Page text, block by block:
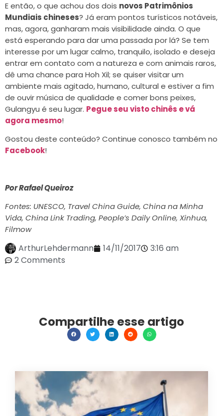
E então, o que achou dos dois novos Patrimônios
Mundiais chineses? Já eram pontos turísticos notáveis,
mas, agora, ganharam mais visibilidade ainda. O que
está esperando para dar uma passada por lá? Se tem
interesse por um lugar calmo, tranquilo, isolado e deseja
entrar em contato com a natureza e com animais raros,
dê uma chance para Hoh Xil; se quiser visitar um
ambiente mais agitado, humano, cultural e estiver a fim
de ouvir música de qualidade e comer bons peixes,
Gulangyu é seu lugar. Pegue seu visto chinês e vá
agora mesmo!
Gostou deste conteúdo? Continue conosco também no
Facebook!
Por Rafael Queiroz
Fontes: UNESCO, Travel China Guide, China na Minha
Vida, China Link Trading, People’s Daily Online, Xinhua,
Filmow
ArthurLehdermann 14/11/2017
3:16 am
2 Comments
Compartilhe esse artigo